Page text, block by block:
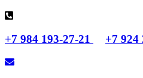
+7 984 193-27-21 +7 924